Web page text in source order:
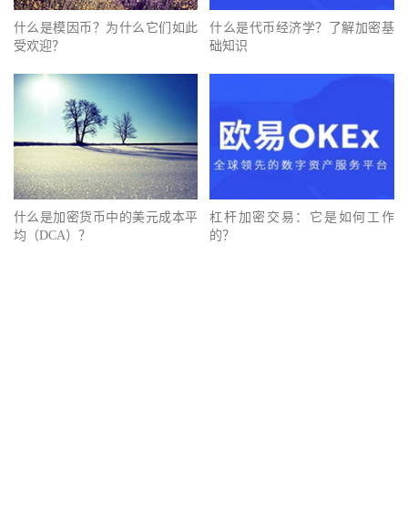
什么是模因币？为什么它们如此
受欢迎？
什么是代币经济学？了解加密基
础知识
什么是加密货币中的美元成本平
均（DCA）？
杠杆加密交易：它是如何工作
的？